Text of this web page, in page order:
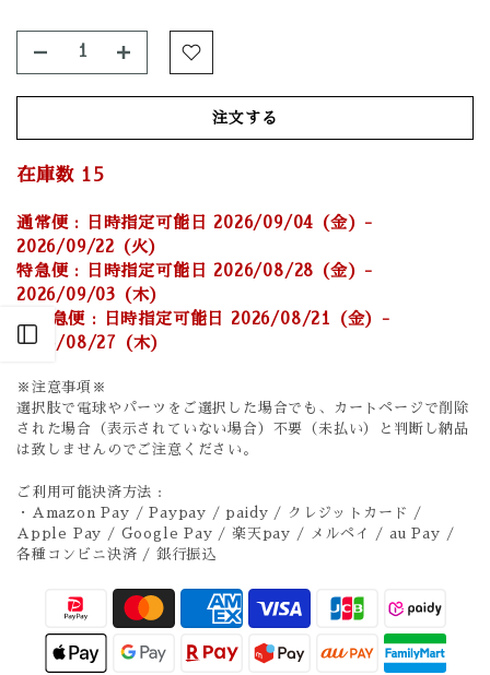
Open sidebar
注文する
在庫数 15
通常便 : 日時指定可能日 2026/09/04 (金) -
2026/09/22 (火)
特急便 : 日時指定可能日 2026/08/28 (金) -
2026/09/03 (木)
超特急便 : 日時指定可能日 2026/08/21 (金) -
2026/08/27 (木)
※注意事項※
選択肢で電球やパーツをご選択した場合でも、カートページで削除
された場合（表示されていない場合）不要（未払い）と判断し納品
は致しませんのでご注意ください。
ご利用可能決済方法 :
・Amazon Pay / Paypay / paidy / クレジットカード /
Apple Pay / Google Pay / 楽天pay / メルペイ / au Pay /
各種コンビニ決済 / 銀行振込